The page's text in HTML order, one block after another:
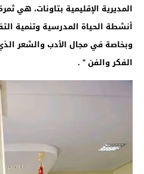
المديرية الإقليمية بتاونات، هي
أنشطة الحياة المدرسية وتنمية
وبخاصة في مجال الأدب والشعر
الفكر والفن ” .